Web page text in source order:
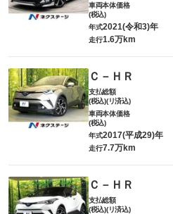
車両本体価格
(税込)
年式2021(令和3)年
走行1.6万km
Ｃ－ＨＲ
支払総額
(税込)(リ済込)
車両本体価格
(税込)
年式2017(平成29)年
走行7.7万km
Ｃ－ＨＲ
支払総額
(税込)(リ済込)